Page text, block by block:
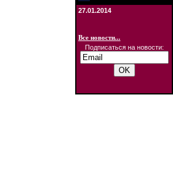
27.01.2014
Все новости...
Подписаться на новости: